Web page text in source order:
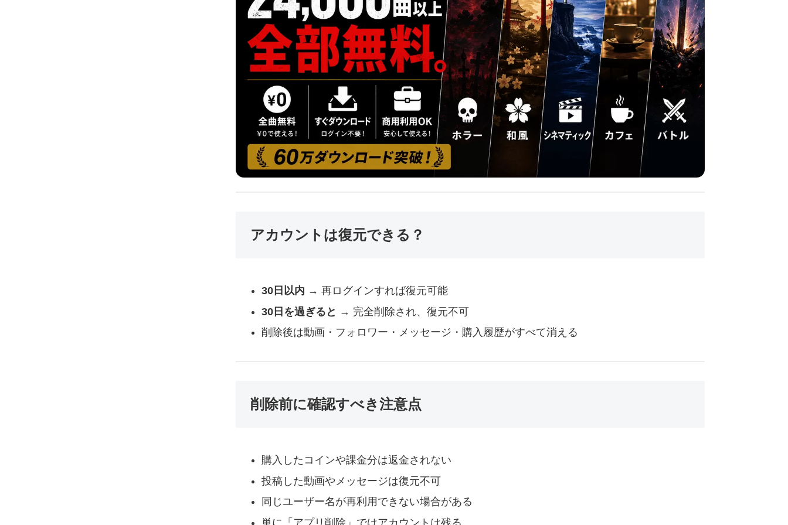
アカウントは復元できる？
30日以内 → 再ログインすれば復元可能
30日を過ぎると → 完全削除され、復元不可
削除後は動画・フォロワー・メッセージ・購入履歴がすべて消える
削除前に確認すべき注意点
購入したコインや課金分は返金されない
投稿した動画やメッセージは復元不可
同じユーザー名が再利用できない場合がある
単に「アプリ削除」ではアカウントは残る